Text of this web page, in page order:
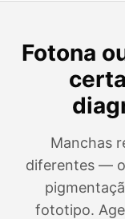
Fotona
Manchas
diferentes —
fototipo.